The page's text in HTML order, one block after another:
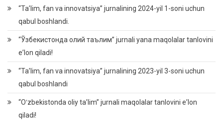
“Ta’lim, fan va innovatsiya” jurnalining 2024-yil 1-soni uchun
qabul boshlandi.
“Ўзбекистонда олий таълим” jurnali yana maqolalar tanlovini
eʼlon qiladi!
“Ta’lim, fan va innovatsiya” jurnalining 2023-yil 3-soni uchun
qabul boshlandi
“Oʻzbekistonda oliy taʼlim” jurnali maqolalar tanlovini eʼlon
qiladi!